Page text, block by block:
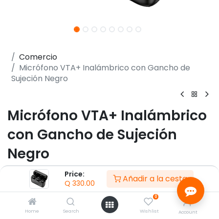
Price:
Q 330.00 Añadir a la cesta
Home Search
0
Wishlist Account
Comercio
Micrófono VTA+ Inalámbrico con Gancho de
Sujeción Negro
Micrófono VTA+ Inalámbrico
con Gancho de Sujeción
Negro
(0 reseña)
- Frecuencia digital 2.4Ghz
- Tiempo de carga estuche de 4 horas
- Capacidad batería del estuche 500mAh